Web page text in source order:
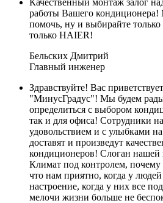
работы Вашего
помочь, ну и выбирайте только
только HAIER!
Бельских Дмитрий
Главный инженер
Здравствуйте! Вас
"МинусГрадус"! Мы будем
определиться с выбором
так и для офиса! Сотрудники
удовольствием и с улыбками
доставят и произведут
кондиционеров! Слоган нашей
Климат под контролем,
что нам приятно, когда у
настроение, когда у них все
мелочи жизни больше не